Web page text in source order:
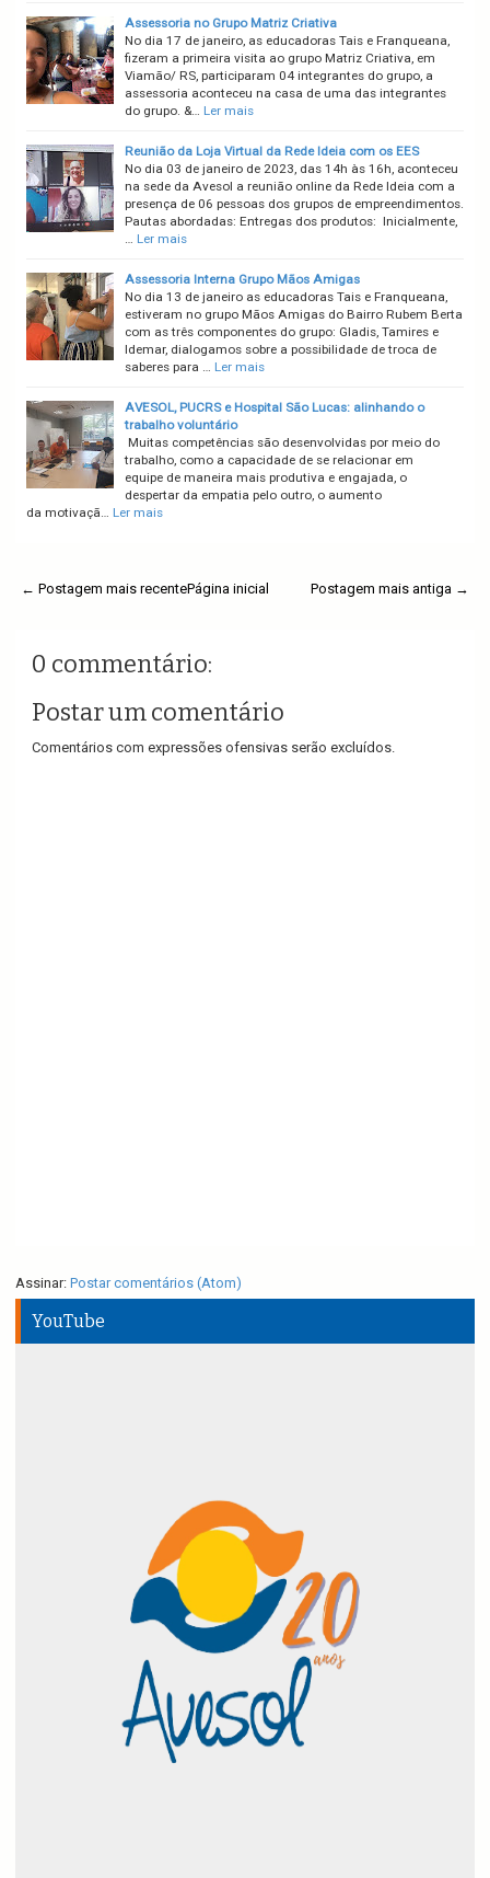
Assessoria no Grupo Matriz Criativa
No dia 17 de janeiro, as educadoras Tais e Franqueana,
fizeram a primeira visita ao grupo Matriz Criativa, em
Viamão/ RS, participaram 04 integrantes do grupo, a
assessoria aconteceu na casa de uma das integrantes
do grupo. &… Ler mais
Reunião da Loja Virtual da Rede Ideia com os EES
No dia 03 de janeiro de 2023, das 14h às 16h, aconteceu
na sede da Avesol a reunião online da Rede Ideia com a
presença de 06 pessoas dos grupos de empreendimentos.
Pautas abordadas: Entregas dos produtos: Inicialmente,
… Ler mais
Assessoria Interna Grupo Mãos Amigas
No dia 13 de janeiro as educadoras Tais e Franqueana,
estiveram no grupo Mãos Amigas do Bairro Rubem Berta
com as três componentes do grupo: Gladis, Tamires e
Idemar, dialogamos sobre a possibilidade de troca de
saberes para … Ler mais
AVESOL, PUCRS e Hospital São Lucas: alinhando o
trabalho voluntário
Muitas competências são desenvolvidas por meio do
trabalho, como a capacidade de se relacionar em
equipe de maneira mais produtiva e engajada, o
despertar da empatia pelo outro, o aumento
da motivaçã… Ler mais
← Postagem mais recente Postagem mais antiga →
Página inicial
0 commentário:
Postar um comentário
Comentários com expressões ofensivas serão excluídos.
Assinar: Postar comentários (Atom)
YouTube